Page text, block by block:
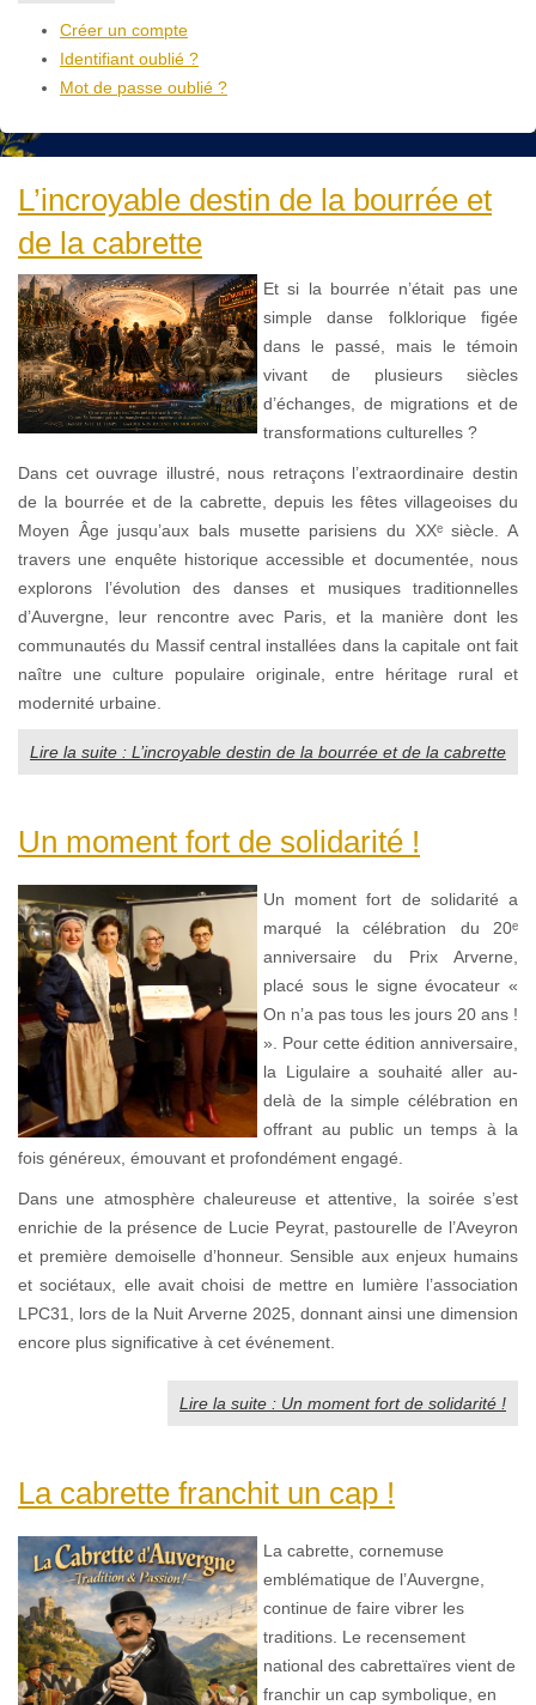
Créer un compte
Identifiant oublié ?
Mot de passe oublié ?
L’incroyable destin de la bourrée et
de la cabrette
Et si la bourrée n’était pas une
simple danse folklorique figée
dans le passé, mais le témoin
vivant de plusieurs siècles
d’échanges, de migrations et de
transformations culturelles ?
Dans cet ouvrage illustré, nous retraçons l’extraordinaire destin
de la bourrée et de la cabrette, depuis les fêtes villageoises du
Moyen Âge jusqu’aux bals musette parisiens du XXᵉ siècle. A
travers une enquête historique accessible et documentée, nous
explorons l’évolution des danses et musiques traditionnelles
d’Auvergne, leur rencontre avec Paris, et la manière dont les
communautés du Massif central installées dans la capitale ont fait
naître une culture populaire originale, entre héritage rural et
modernité urbaine.
Lire la suite : L’incroyable destin de la bourrée et de la cabrette
Un moment fort de solidarité !
Un moment fort de solidarité a
marqué la célébration du 20ᵉ
anniversaire du Prix Arverne,
placé sous le signe évocateur «
On n’a pas tous les jours 20 ans !
». Pour cette édition anniversaire,
la Ligulaire a souhaité aller au-
delà de la simple célébration en
offrant au public un temps à la
fois généreux, émouvant et profondément engagé.
Dans une atmosphère chaleureuse et attentive, la soirée s’est
enrichie de la présence de Lucie Peyrat, pastourelle de l’Aveyron
et première demoiselle d’honneur. Sensible aux enjeux humains
et sociétaux, elle avait choisi de mettre en lumière l’association
LPC31, lors de la Nuit Arverne 2025, donnant ainsi une dimension
encore plus significative à cet événement.
Lire la suite : Un moment fort de solidarité !
La cabrette franchit un cap !
La cabrette, cornemuse
emblématique de l’Auvergne,
continue de faire vibrer les
traditions. Le recensement
national des cabrettaïres vient de
franchir un cap symbolique, en